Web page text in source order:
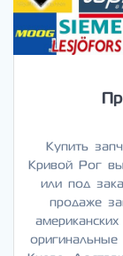
Купить
Кривой Рог
или под
продаже